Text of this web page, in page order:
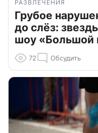
РАЗВЛЕЧЕНИЯ
Грубое
до слёз:
шоу «Большой
72 Обсудить